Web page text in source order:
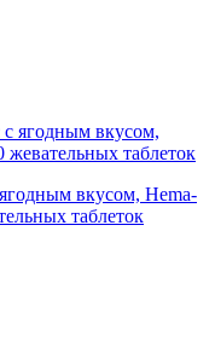
вкусом, Hema-
таблеток